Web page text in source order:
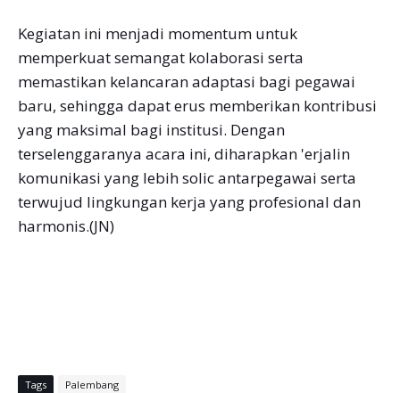
Kegiatan ini menjadi momentum untuk
memperkuat semangat kolaborasi serta
memastikan kelancaran adaptasi bagi pegawai
baru, sehingga dapat erus memberikan kontribusi
yang maksimal bagi institusi. Dengan
terselenggaranya acara ini, diharapkan 'erjalin
komunikasi yang lebih solic antarpegawai serta
terwujud lingkungan kerja yang profesional dan
harmonis.(JN)
Tags Palembang